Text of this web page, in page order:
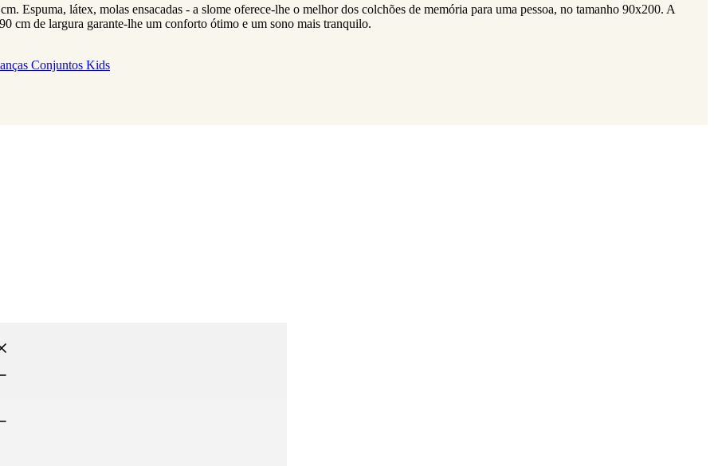
Espuma, látex, molas ensacadas - a slome oferece-lhe o melhor dos colchões de memória para uma pessoa, no tamanho 90x200. A
cm de largura garante-lhe um conforto ótimo e um sono mais tranquilo.
Conjuntos Kids